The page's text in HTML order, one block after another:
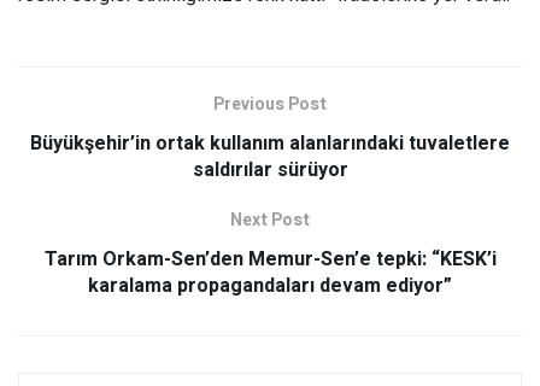
Previous Post
Büyükşehir’in ortak kullanım alanlarındaki tuvaletlere
saldırılar sürüyor
Next Post
Tarım Orkam-Sen’den Memur-Sen’e tepki: “KESK’i
karalama propagandaları devam ediyor”